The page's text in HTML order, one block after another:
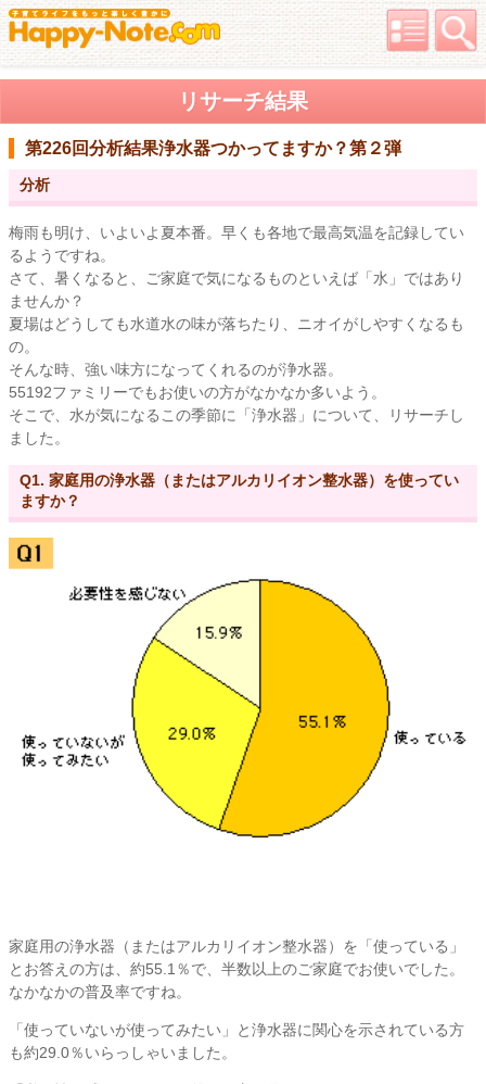
リサーチ結果
第226回分析結果浄水器つかってますか？第２弾
分析
梅雨も明け、いよいよ夏本番。早くも各地で最高気温を記録してい
るようですね。
さて、暑くなると、ご家庭で気になるものといえば「水」ではあり
ませんか？
夏場はどうしても水道水の味が落ちたり、ニオイがしやすくなるも
の。
そんな時、強い味方になってくれるのが浄水器。
55192ファミリーでもお使いの方がなかなか多いよう。
そこで、水が気になるこの季節に「浄水器」について、リサーチし
ました。
Q1. 家庭用の浄水器（またはアルカリイオン整水器）を使ってい
ますか？
家庭用の浄水器（またはアルカリイオン整水器）を「使っている」
とお答えの方は、約55.1％で、半数以上のご家庭でお使いでした。
なかなかの普及率ですね。
「使っていないが使ってみたい」と浄水器に関心を示されている方
も約29.0％いらっしゃいました。